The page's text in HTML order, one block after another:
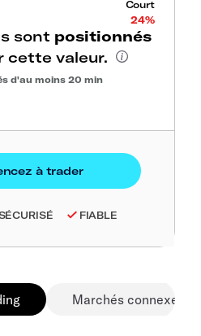
Court
24%
sont positionnés
cette valeur.
d'au moins 20 min
FIABLE
Marchés connexes